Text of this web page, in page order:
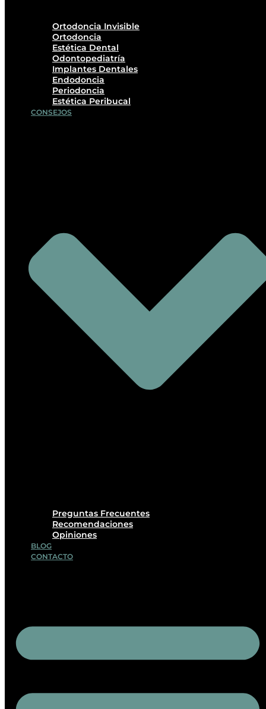
Ortodoncia Invisible
Ortodoncia
Estética Dental
Odontopediatría
Implantes Dentales
Endodoncia
Periodoncia
Estética Peribucal
CONSEJOS
Preguntas Frecuentes
Recomendaciones
Opiniones
BLOG
CONTACTO